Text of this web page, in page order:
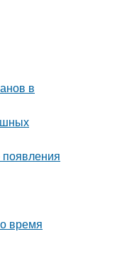
в
появления
время